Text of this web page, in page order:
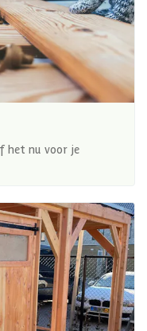
het nu voor je